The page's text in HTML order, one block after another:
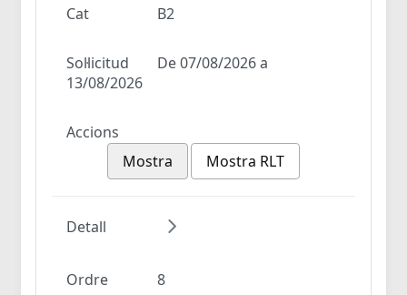
Cat B2
Sol·licitud
De 07/08/2026 a
13/08/2026
Accions
Mostra
Mostra RLT
Detall
Ordre 8